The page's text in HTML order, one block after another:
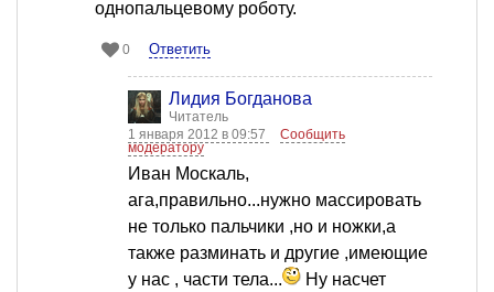
однопальцевому роботу.
0 Ответить
Лидия Богданова
Читатель
1 января 2012 в 09:57
Сообщить
модератору
Иван Москаль,
ага,правильно...нужно массировать
не только пальчики ,но и ножки,а
также разминать и другие ,имеющие
у нас , части тела...
Ну насчет